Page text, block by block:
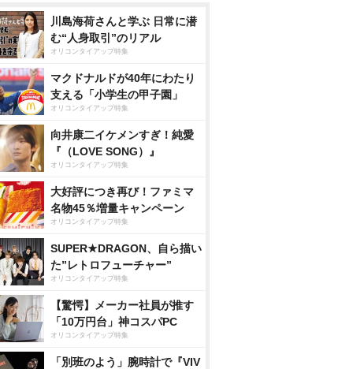
川島海荷さんと学ぶ 日常に潜
む“人身取引”のリアル
オリコンタイアップ特集
マクドナルドが40年にわたり
支える「小学生の甲子園」
オリコンタイアップ特集
向井康二イケメンすぎ！純愛
『（LOVE SONG）』
オリコンタイアップ特集
大好評につき再び！ファミマ
名物45％増量キャンペーン
オリコンタイアップ特集
SUPER★DRAGON、自ら描い
た”レトロフューチャー”
オリコンタイアップ特集
【驚愕】メーカー社員が推す
「10万円台」神コスパPC
オリコンタイアップ特集
「別班のよう」腕時計で『VIV